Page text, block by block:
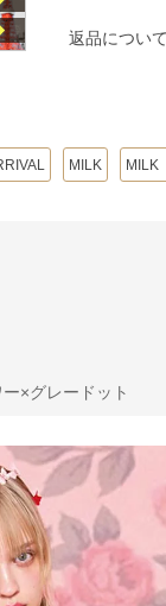
返品について
MILK MILK
×グレードット